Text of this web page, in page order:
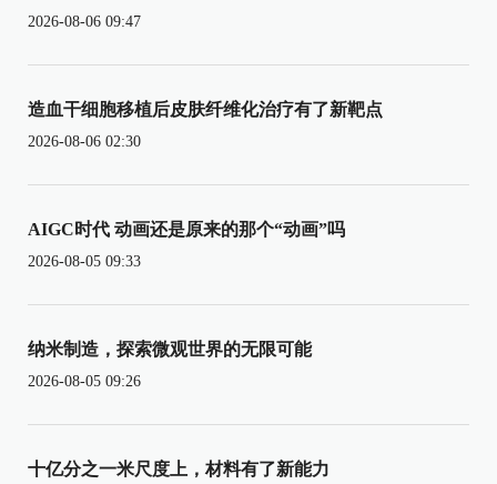
2026-08-06 09:47
造血干细胞移植后皮肤纤维化治疗有了新靶点
2026-08-06 02:30
AIGC时代 动画还是原来的那个“动画”吗
2026-08-05 09:33
纳米制造，探索微观世界的无限可能
2026-08-05 09:26
十亿分之一米尺度上，材料有了新能力